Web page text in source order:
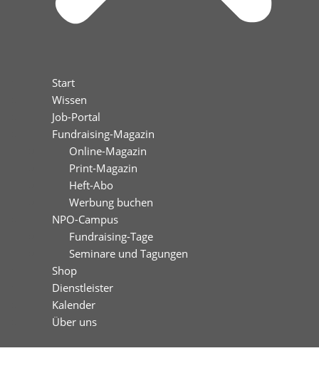
Start
Wissen
Job-Portal
Fundraising-Magazin
Online-Magazin
Print-Magazin
Heft-Abo
Werbung buchen
NPO-Campus
Fundraising-Tage
Seminare und Tagungen
Shop
Dienstleister
Kalender
Über uns